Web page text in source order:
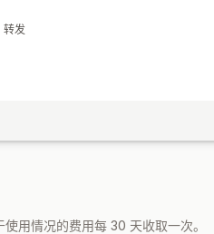
发
用情况的费用每 30 天收取一次。